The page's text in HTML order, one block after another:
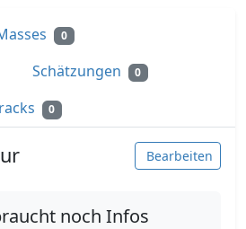
0
Schätzungen 0
0
Bearbeiten
noch Infos